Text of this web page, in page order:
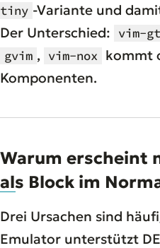
tiny -Variante und
Der Unterschied: vim-
gvim , vim-nox kommt
Komponenten.
Warum erscheint
als Block im
Drei Ursachen sind
Emulator unterstützt